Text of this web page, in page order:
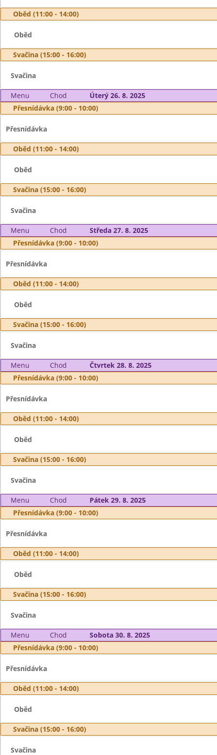
Oběd (11:00 - 14:00)
Oběd
Svačina (15:00 - 16:00)
Svačina
Menu Chod
Úterý 26. 8. 2025
Přesnídávka (9:00 - 10:00)
Přesnídávka
Oběd (11:00 - 14:00)
Oběd
Svačina (15:00 - 16:00)
Svačina
Menu Chod
Středa 27. 8. 2025
Přesnídávka (9:00 - 10:00)
Přesnídávka
Oběd (11:00 - 14:00)
Oběd
Svačina (15:00 - 16:00)
Svačina
Menu Chod
Čtvrtek 28. 8. 2025
Přesnídávka (9:00 - 10:00)
Přesnídávka
Oběd (11:00 - 14:00)
Oběd
Svačina (15:00 - 16:00)
Svačina
Menu Chod
Pátek 29. 8. 2025
Přesnídávka (9:00 - 10:00)
Přesnídávka
Oběd (11:00 - 14:00)
Oběd
Svačina (15:00 - 16:00)
Svačina
Menu Chod
Sobota 30. 8. 2025
Přesnídávka (9:00 - 10:00)
Přesnídávka
Oběd (11:00 - 14:00)
Oběd
Svačina (15:00 - 16:00)
Svačina